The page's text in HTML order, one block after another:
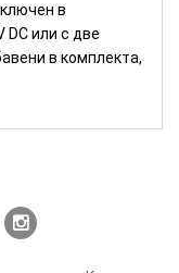
в
DC или с две
в комплекта,